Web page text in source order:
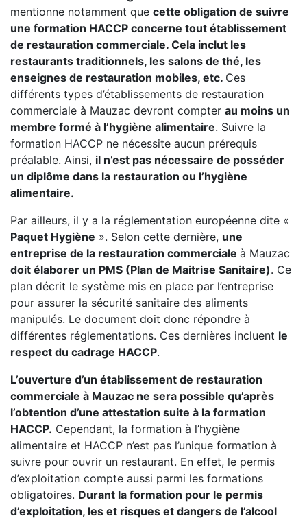
mentionne notamment que cette obligation de suivre
une formation HACCP concerne tout établissement
de restauration commerciale. Cela inclut les
restaurants traditionnels, les salons de thé, les
enseignes de restauration mobiles, etc. Ces
différents types d’établissements de restauration
commerciale à Mauzac devront compter au moins un
membre formé à l’hygiène alimentaire. Suivre la
formation HACCP ne nécessite aucun prérequis
préalable. Ainsi, il n’est pas nécessaire de posséder
un diplôme dans la restauration ou l’hygiène
alimentaire.
Par ailleurs, il y a la réglementation européenne dite «
Paquet Hygiène ». Selon cette dernière, une
entreprise de la restauration commerciale à Mauzac
doit élaborer un PMS (Plan de Maitrise Sanitaire). Ce
plan décrit le système mis en place par l’entreprise
pour assurer la sécurité sanitaire des aliments
manipulés. Le document doit donc répondre à
différentes réglementations. Ces dernières incluent le
respect du cadrage HACCP.
L’ouverture d’un établissement de restauration
commerciale à Mauzac ne sera possible qu’après
l’obtention d’une attestation suite à la formation
HACCP. Cependant, la formation à l’hygiène
alimentaire et HACCP n’est pas l’unique formation à
suivre pour ouvrir un restaurant. En effet, le permis
d’exploitation compte aussi parmi les formations
obligatoires. Durant la formation pour le permis
d’exploitation, les et risques et dangers de l’alcool